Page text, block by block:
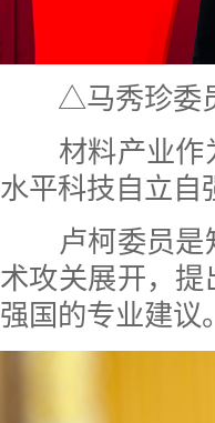
△马秀珍委员
材料产业作为
水平科技自立自
卢柯委员是知
术攻关展开，
强国的专业建议。